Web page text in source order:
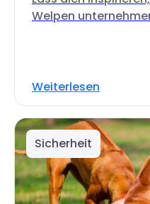
Welpen
Weiterlesen
Sicherheit